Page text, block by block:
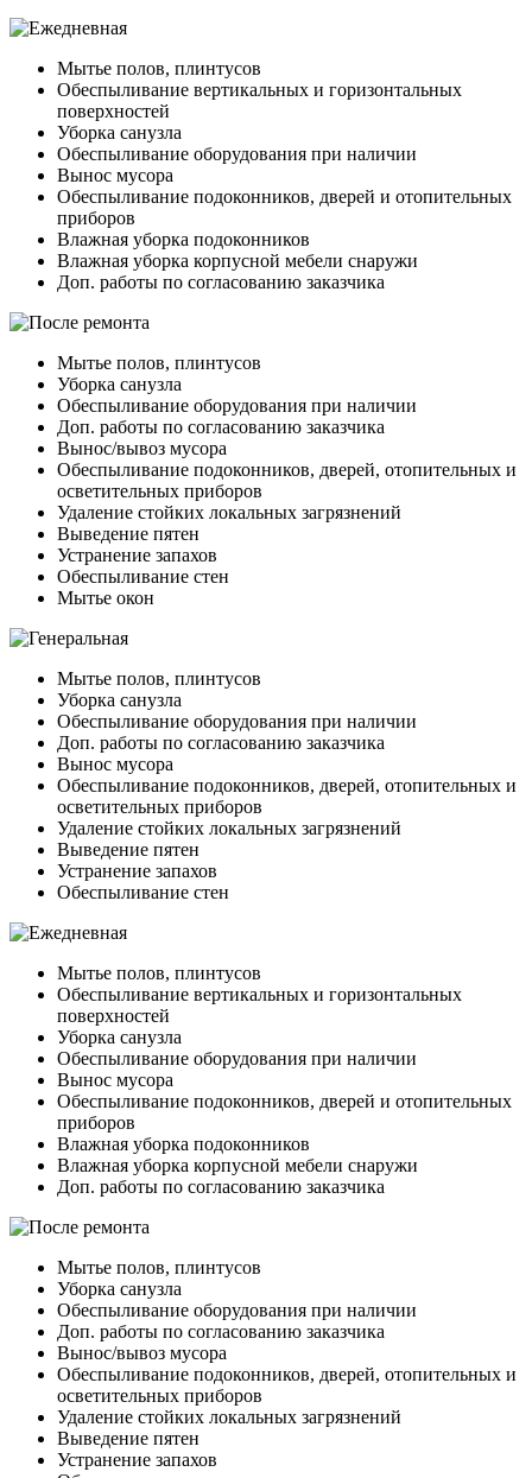
Мытье полов, плинтусов
Обеспыливание вертикальных и горизонтальных
поверхностей
Уборка санузла
Обеспыливание оборудования при наличии
Вынос мусора
Обеспыливание подоконников, дверей и отопительных
приборов
Влажная уборка подоконников
Влажная уборка корпусной мебели снаружи
Доп. работы по согласованию заказчика
Мытье полов, плинтусов
Уборка санузла
Обеспыливание оборудования при наличии
Доп. работы по согласованию заказчика
Вынос/вывоз мусора
Обеспыливание подоконников, дверей, отопительных и
осветительных приборов
Удаление стойких локальных загрязнений
Выведение пятен
Устранение запахов
Обеспыливание стен
Мытье окон
Мытье полов, плинтусов
Уборка санузла
Обеспыливание оборудования при наличии
Доп. работы по согласованию заказчика
Вынос мусора
Обеспыливание подоконников, дверей, отопительных и
осветительных приборов
Удаление стойких локальных загрязнений
Выведение пятен
Устранение запахов
Обеспыливание стен
Мытье полов, плинтусов
Обеспыливание вертикальных и горизонтальных
поверхностей
Уборка санузла
Обеспыливание оборудования при наличии
Вынос мусора
Обеспыливание подоконников, дверей и отопительных
приборов
Влажная уборка подоконников
Влажная уборка корпусной мебели снаружи
Доп. работы по согласованию заказчика
Мытье полов, плинтусов
Уборка санузла
Обеспыливание оборудования при наличии
Доп. работы по согласованию заказчика
Вынос/вывоз мусора
Обеспыливание подоконников, дверей, отопительных и
осветительных приборов
Удаление стойких локальных загрязнений
Выведение пятен
Устранение запахов